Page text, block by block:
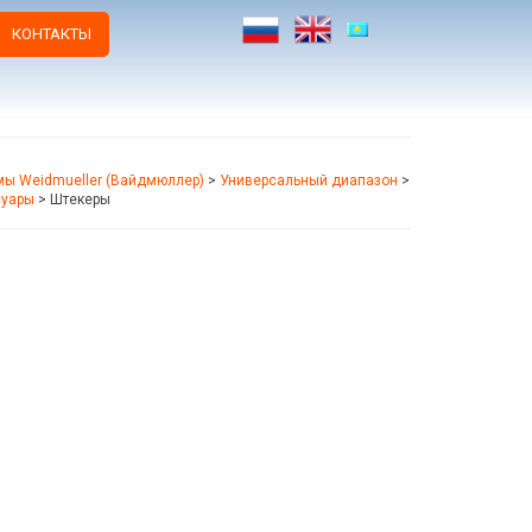
КОНТАКТЫ
Weidmueller (Вайдмюллер) > Универсальный диапазон >
> Штекеры